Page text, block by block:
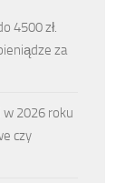
4500 zł.
za
w 2026 roku
czy